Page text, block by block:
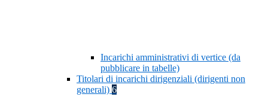
Incarichi amministrativi di vertice (da
pubblicare in tabelle)
Titolari di incarichi dirigenziali (dirigenti non
generali) 6